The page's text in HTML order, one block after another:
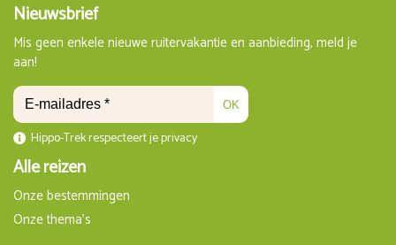
Nieuwsbrief
Mis geen enkele nieuwe ruitervakantie en aanbieding, meld je
aan!
OK
Hippo-Trek respecteert je privacy
Alle reizen
Onze bestemmingen
Onze thema's